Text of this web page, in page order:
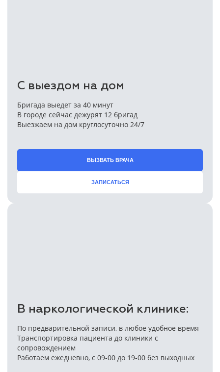
С выездом на дом
Бригада выедет за 40 минут
В городе сейчас дежурят 12 бригад
Выезжаем на дом круглосуточно 24/7
ВЫЗВАТЬ ВРАЧА
ЗАПИСАТЬСЯ
В наркологической клинике:
По предварительной записи, в любое удобное время
Транспортировка пациента до клиники с
сопровождением
Работаем ежедневно, с 09-00 до 19-00 без выходных